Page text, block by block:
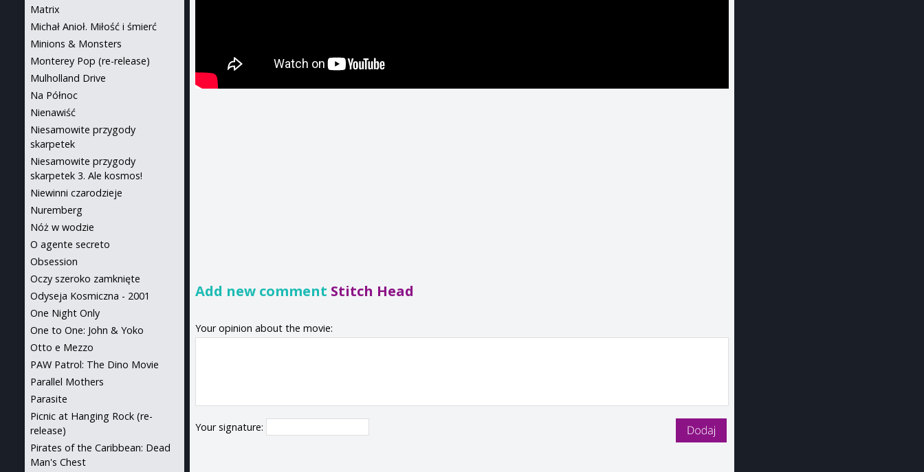
Add new comment Stitch Head
Your opinion about the movie:
Your signature:
Matrix
Michał Anioł. Miłość i śmierć
Minions & Monsters
Monterey Pop (re-release)
Mulholland Drive
Na Północ
Nienawiść
Niesamowite przygody
skarpetek
Niesamowite przygody
skarpetek 3. Ale kosmos!
Niewinni czarodzieje
Nuremberg
Nóż w wodzie
O agente secreto
Obsession
Oczy szeroko zamknięte
Odyseja Kosmiczna - 2001
One Night Only
One to One: John & Yoko
Otto e Mezzo
PAW Patrol: The Dino Movie
Parallel Mothers
Parasite
Picnic at Hanging Rock (re-
release)
Pirates of the Caribbean: Dead
Man's Chest